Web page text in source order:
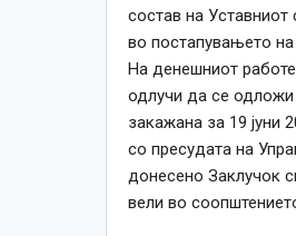
состав на
во постапувањето
На денешниот
одлучи да се одложи
закажана за 19 јуни
со пресудата на
донесено Заклучок
вели во